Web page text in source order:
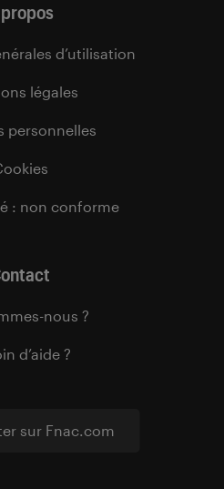
sur Fnac.com
d’utilisation
légales
personnelles
: non conforme
nous ?
d’aide ?